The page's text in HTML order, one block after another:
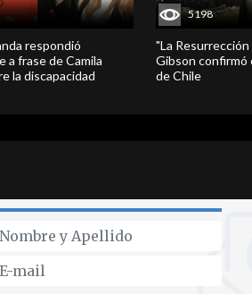
respondió
a frase de Camila
la discapacidad
5198
"La
Gibson confirmó
de Chile